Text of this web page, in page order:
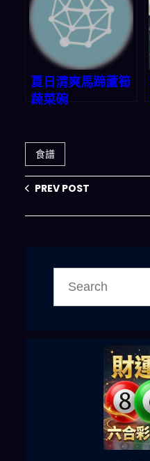
夏日清爽馬蹄蘆筍
蔬菜碗
食譜
PREV POST